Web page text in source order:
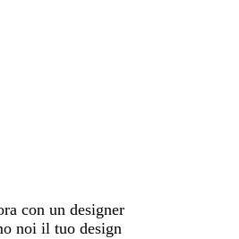
con un designer
noi il tuo design